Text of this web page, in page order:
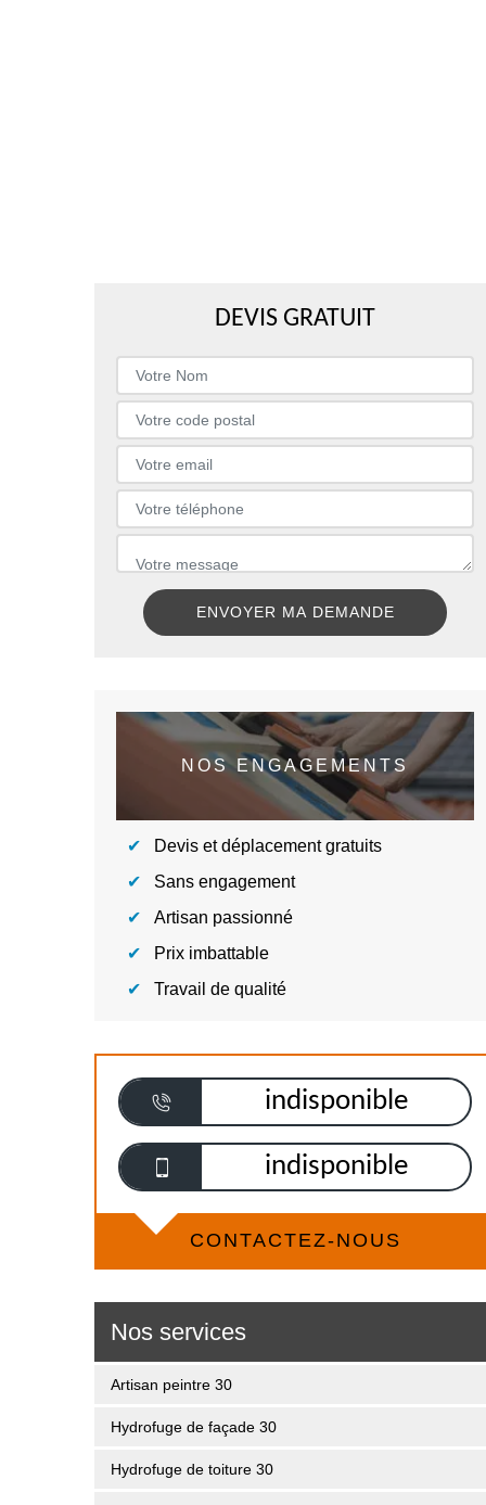
DEVIS GRATUIT
NOS ENGAGEMENTS
Devis et déplacement gratuits
Sans engagement
Artisan passionné
Prix imbattable
Travail de qualité
indisponible
indisponible
CONTACTEZ-NOUS
Nos services
Artisan peintre 30
Hydrofuge de façade 30
Hydrofuge de toiture 30